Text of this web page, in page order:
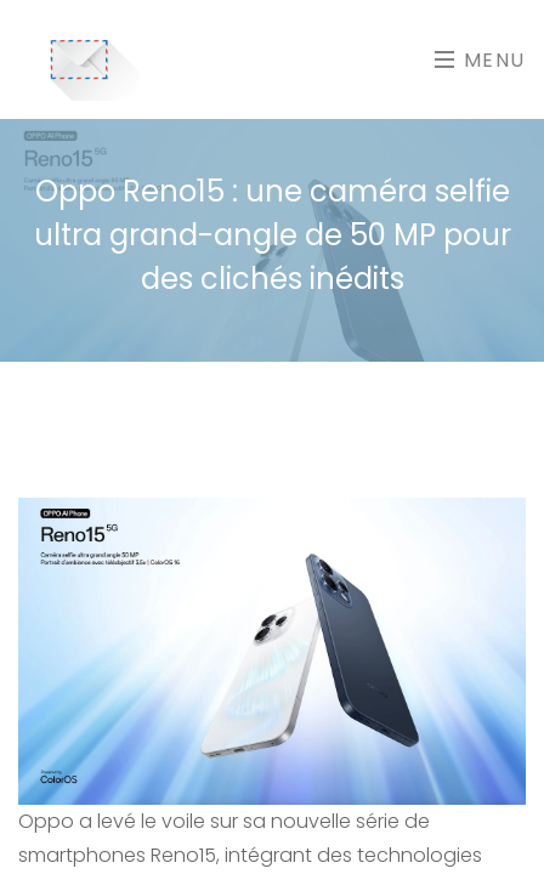
MENU
Oppo Reno15 : une caméra selfie
ultra grand-angle de 50 MP pour
des clichés inédits
Oppo a levé le voile sur sa nouvelle série de
smartphones Reno15, intégrant des technologies